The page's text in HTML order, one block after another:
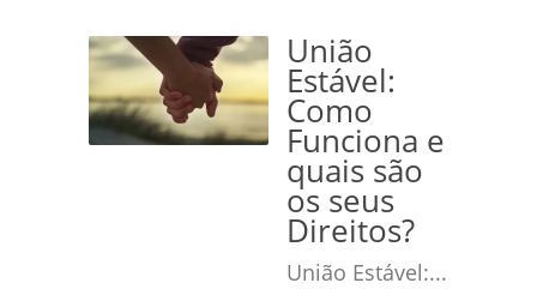
União
Estável:
Como
Funciona e
quais são
os seus
Direitos?
União Estável:...